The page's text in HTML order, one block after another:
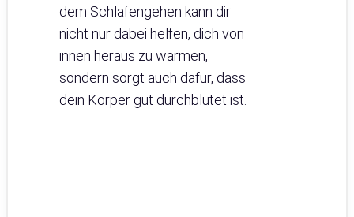
dem Schlafengehen kann dir
nicht nur dabei helfen, dich von
innen heraus zu wärmen,
sondern sorgt auch dafür, dass
dein Körper gut durchblutet ist.